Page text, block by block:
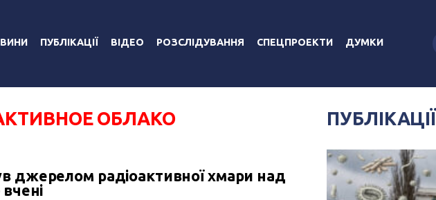
ПУБЛІКАЦІЇ ВІДЕО РОЗСЛІДУВАННЯ СПЕЦПРОЕКТИ ДУМКИ
ОБЛАКО
джерелом радіоактивної хмари над
ПУБЛІКАЦІЇ